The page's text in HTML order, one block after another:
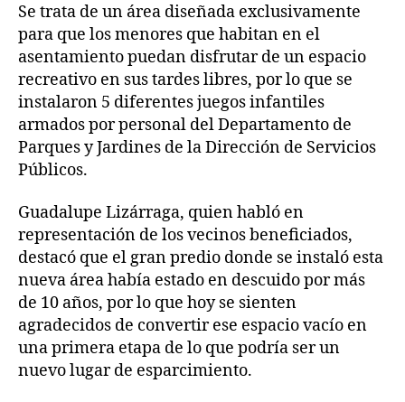
Se trata de un área diseñada exclusivamente
para que los menores que habitan en el
asentamiento puedan disfrutar de un espacio
recreativo en sus tardes libres, por lo que se
instalaron 5 diferentes juegos infantiles
armados por personal del Departamento de
Parques y Jardines de la Dirección de Servicios
Públicos.
Guadalupe Lizárraga, quien habló en
representación de los vecinos beneficiados,
destacó que el gran predio donde se instaló esta
nueva área había estado en descuido por más
de 10 años, por lo que hoy se sienten
agradecidos de convertir ese espacio vacío en
una primera etapa de lo que podría ser un
nuevo lugar de esparcimiento.